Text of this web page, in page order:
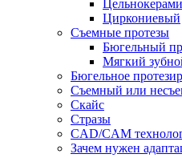
Циркониевый
Съемные протезы
Бюгельный
Мягкий
Бюгельное
Съемный или
Скайс
Стразы
CAD/CAM
Зачем нужен